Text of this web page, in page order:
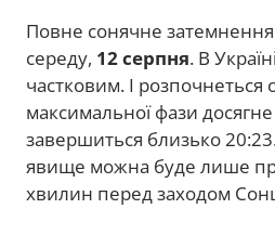
Повне сонячне затемнення
середу, 12 серпня. В
частковим. І розпочнеться
максимальної фази
завершиться близько
явище можна буде лише
хвилин перед заходом